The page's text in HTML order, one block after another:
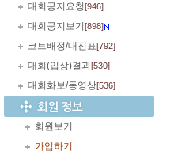
대회공지요청[946]
대회공지보기 [898]
코트배정/대진표[792]
대회(입상)결과[530]
대회화보/동영상[536]
회원보기
가입하기